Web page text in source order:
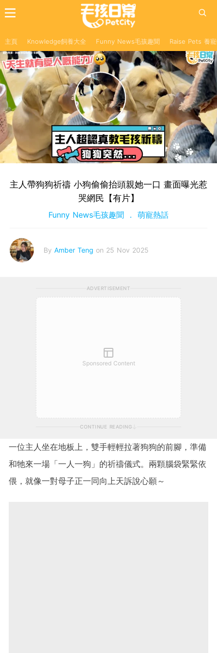
主頁 Knowledge飼養大全 Funny News毛孩趣聞 Raise Pets 養
主人帶狗狗祈禱 小狗偷偷抬頭親她一口 畫面曝光惹
哭網民【有片】
Funny News毛孩趣聞 萌寵熱話
By Amber Teng on 25 Nov 2025
ADVERTISEMENT
Sponsored Content
CONTINUE READING
一位主人坐在地板上，雙手輕輕拉著狗狗的前腳，準備
和牠來一場「一人一狗」的祈禱儀式。兩顆腦袋緊緊依
偎，就像一對母子正一同向上天訴說心願～